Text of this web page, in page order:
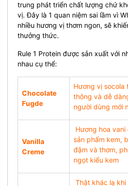
trung phát triển chất lượng chứ
vị. Đây là 1 quan niệm sai lầm vì
nhiều hương vị thơm ngon, sẽ
thưởng thức.
Rule 1 Protein được sản xuất với
nhau cụ thể:
Chocolate
Fugde
Hương vị socola
thông và dễ
người dùng mới
Vanilla
Creme
Hương hoa
sản phẩm kem,
đậm và thơm,
ngọt kiểu kem
Thật khác lạ